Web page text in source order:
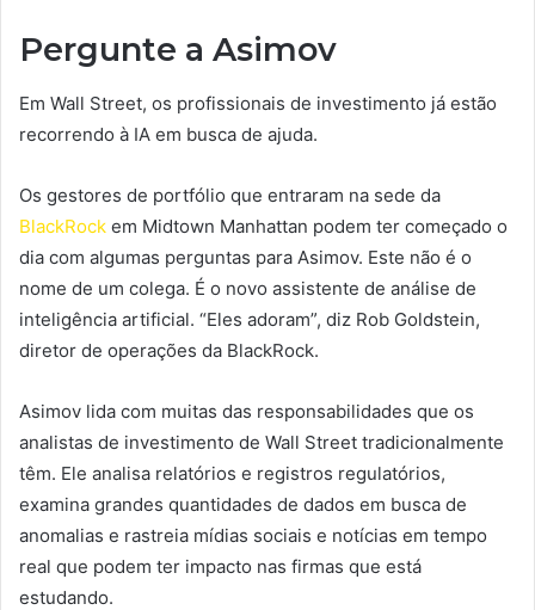
Pergunte a Asimov
Em Wall Street, os profissionais de investimento já estão
recorrendo à IA em busca de ajuda.
Os gestores de portfólio que entraram na sede da
BlackRock em Midtown Manhattan podem ter começado o
dia com algumas perguntas para Asimov. Este não é o
nome de um colega. É o novo assistente de análise de
inteligência artificial. “Eles adoram”, diz Rob Goldstein,
diretor de operações da BlackRock.
Asimov lida com muitas das responsabilidades que os
analistas de investimento de Wall Street tradicionalmente
têm. Ele analisa relatórios e registros regulatórios,
examina grandes quantidades de dados em busca de
anomalias e rastreia mídias sociais e notícias em tempo
real que podem ter impacto nas firmas que está
estudando.